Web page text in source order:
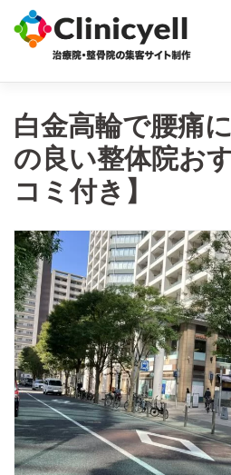
content
白金高輪で腰痛
の良い整体院お
コミ付き】